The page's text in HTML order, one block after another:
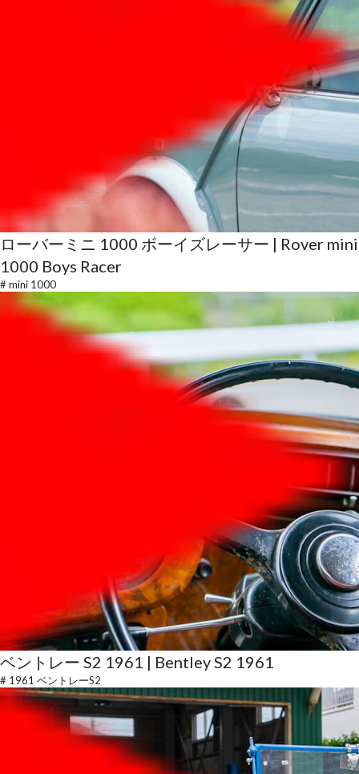
ローバーミニ 1000 ボーイズレーサー | Rover mini
1000 Boys Racer
# mini 1000
ベントレー S2 1961 | Bentley S2 1961
# 1961 ベントレーS2